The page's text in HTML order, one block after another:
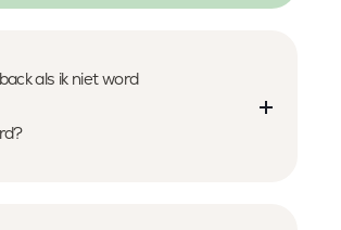
als ik niet word